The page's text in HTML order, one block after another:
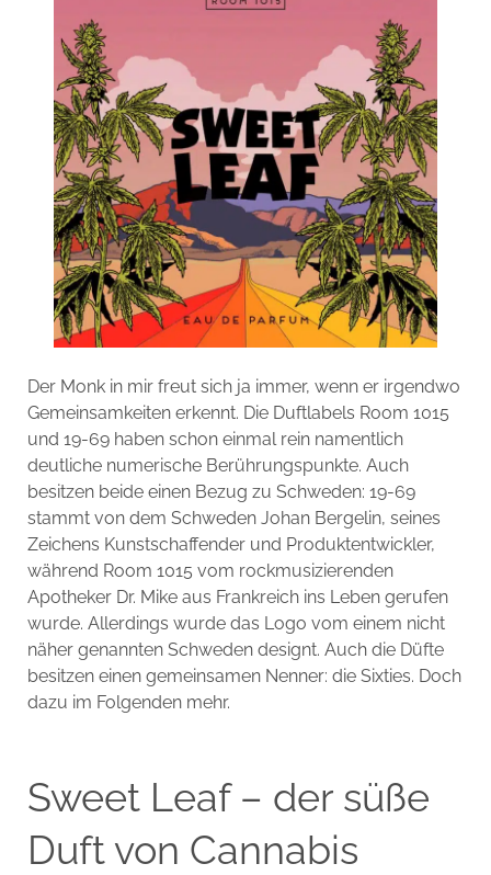
Der Monk in mir freut sich ja immer, wenn er irgendwo
Gemeinsamkeiten erkennt. Die Duftlabels Room 1015
und 19-69 haben schon einmal rein namentlich
deutliche numerische Berührungspunkte. Auch
besitzen beide einen Bezug zu Schweden: 19-69
stammt von dem Schweden Johan Bergelin, seines
Zeichens Kunstschaffender und Produktentwickler,
während Room 1015 vom rockmusizierenden
Apotheker Dr. Mike aus Frankreich ins Leben gerufen
wurde. Allerdings wurde das Logo vom einem nicht
näher genannten Schweden designt. Auch die Düfte
besitzen einen gemeinsamen Nenner: die Sixties. Doch
dazu im Folgenden mehr.
Sweet Leaf – der süße
Duft von Cannabis